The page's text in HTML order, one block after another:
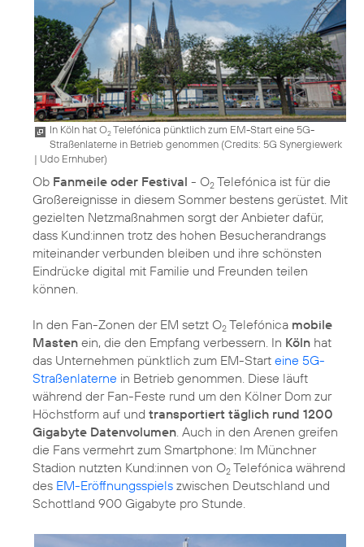
In Köln hat O2Telefónica pünktlich zum EM-Start eine 5G-
Straßenlaterne in Betrieb genommen (Credits: 5G Synergiewerk
| Udo Ernhuber)
Ob Fanmeile oder Festival - O2 Telefónica ist für die
Großereignisse in diesem Sommer bestens gerüstet. Mit
gezielten Netzmaßnahmen sorgt der Anbieter dafür,
dass Kund:innen trotz des hohen Besucherandrangs
miteinander verbunden bleiben und ihre schönsten
Eindrücke digital mit Familie und Freunden teilen
können.
In den Fan-Zonen der EM setzt O2 Telefónica mobile
Masten ein, die den Empfang verbessern. In Köln hat
das Unternehmen pünktlich zum EM-Start eine 5G-
Straßenlaterne in Betrieb genommen. Diese läuft
während der Fan-Feste rund um den Kölner Dom zur
Höchstform auf und transportiert täglich rund 1200
Gigabyte Datenvolumen. Auch in den Arenen greifen
die Fans vermehrt zum Smartphone: Im Münchner
Stadion nutzten Kund:innen von O2 Telefónica während
des EM-Eröffnungsspiels zwischen Deutschland und
Schottland 900 Gigabyte pro Stunde.